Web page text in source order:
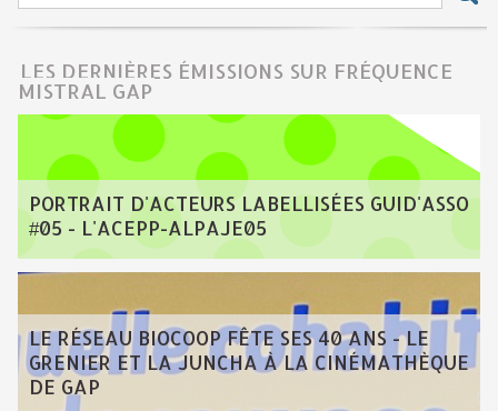
LES DERNIÈRES ÉMISSIONS SUR FRÉQUENCE
MISTRAL GAP
PORTRAIT D'ACTEURS LABELLISÉES GUID'ASSO
#05 - L'ACEPP-ALPAJE05
LE RÉSEAU BIOCOOP FÊTE SES 40 ANS - LE
GRENIER ET LA JUNCHA À LA CINÉMATHÈQUE
DE GAP